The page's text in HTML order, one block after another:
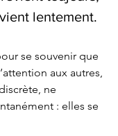
lentement.
se souvenir que
aux autres,
ne
: elles se